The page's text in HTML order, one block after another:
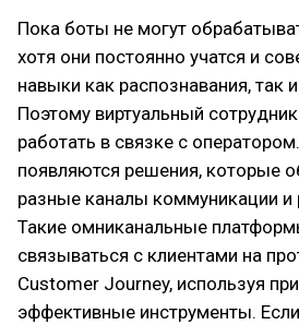
Пока боты не могут
хотя они постоянно учатся и
навыки как распознавания, так
Поэтому виртуальный
работать в связке с
появляются решения, которые
разные каналы коммуникации
Такие омниканальные
связываться с клиентами на
Customer Journey, используя
эффективные инструменты.